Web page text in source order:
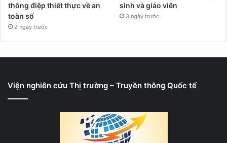
thông điệp thiết thực về an
toàn số
2 ngày trước
sinh và giáo viên
3 ngày trước
Viện nghiên cứu Thị trường – Truyền thông Quốc tế